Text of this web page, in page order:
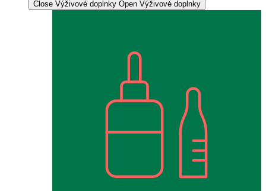
Close Výživové doplnky Open Výživové doplnky